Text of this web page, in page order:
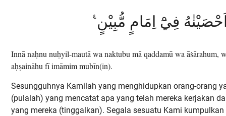
فِيْٓ اِمَامٍ مُّبِيْنٍ
Innā naḥnu nuḥyil-mautā wa naktubu mā qaddamū wa āṡārahum,
aḥṣaināhu fī imāmim mubīn(in).
Sesungguhnya Kamilah yang menghidupkan orang-orang
(pulalah) yang mencatat apa yang telah mereka kerjakan
yang mereka (tinggalkan). Segala sesuatu Kami